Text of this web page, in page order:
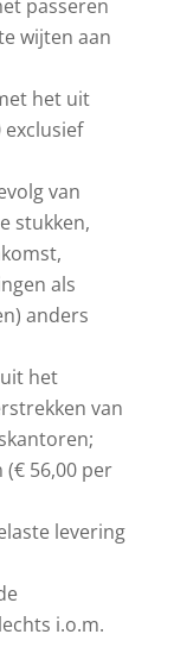
passeren
wijten aan
het uit
exclusief
van
stukken,
als
anders
het
van
56,00 per
levering
i.o.m.